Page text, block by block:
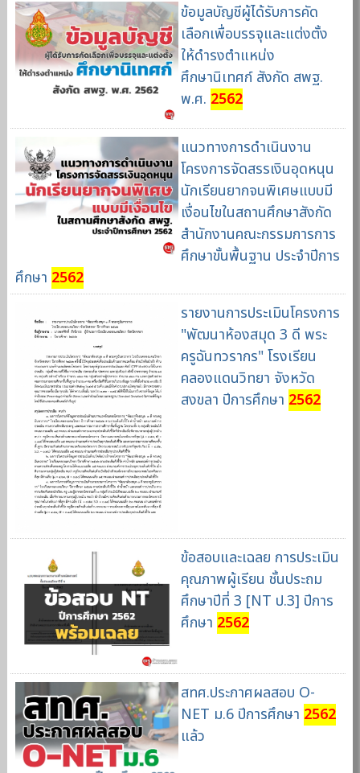
ข้อมูลบัญชีผู้ได้รับการคัด
เลือกเพื่อบรรจุและแต่งตั้ง
ให้ดำรงตำแหน่ง
ศึกษานิเทศก์ สังกัด สพฐ.
พ.ศ. 2562
แนวทางการดำเนินงาน
โครงการจัดสรรเงินอุดหนุน
นักเรียนยากจนพิเศษแบบมี
เงื่อนไขในสถานศึกษาสังกัด
สำนักงานคณะกรรมการการ
ศึกษาขั้นพื้นฐาน ประจำปีการ
ศึกษา 2562
รายงานการประเมินโครงการ
"พัฒนาห้องสมุด 3 ดี พระ
ครูฉันทวรากร" โรงเรียน
คลองแดนวิทยา จังหวัด
สงขลา ปีการศึกษา 2562
ข้อสอบและเฉลย การประเมิน
คุณภาพผู้เรียน ชั้นประถม
ศึกษาปีที่ 3 [NT ป.3] ปีการ
ศึกษา 2562
สทศ.ประกาศผลสอบ O-
NET ม.6 ปีการศึกษา 2562
แล้ว